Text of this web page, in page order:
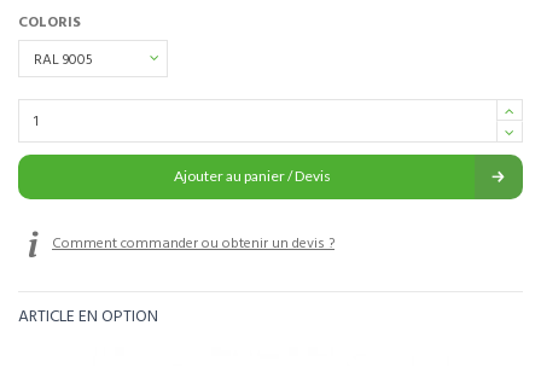
COLORIS
Ajouter au panier / Devis
Comment commander ou obtenir un devis ?
ARTICLE EN OPTION